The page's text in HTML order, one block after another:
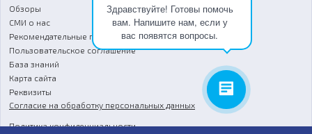
Здравствуйте! Готовы помочь
вам. Напишите нам, если у
вас появятся вопросы.
Обзоры
СМИ о нас
Рекомендательные письма
Пользовательское соглашение
База знаний
Карта сайта
Реквизиты
Согласие на обработку персональных данных
Политика конфиденциальности